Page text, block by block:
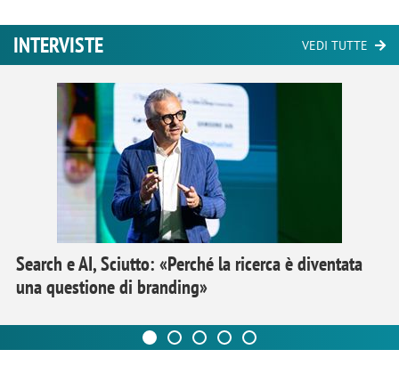
INTERVISTE VEDI TUTTE
Search e AI, Sciutto: «Perché la ricerca è diventata
una questione di branding»